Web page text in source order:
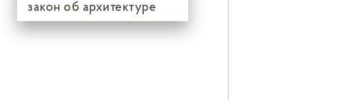
закон об архитектуре